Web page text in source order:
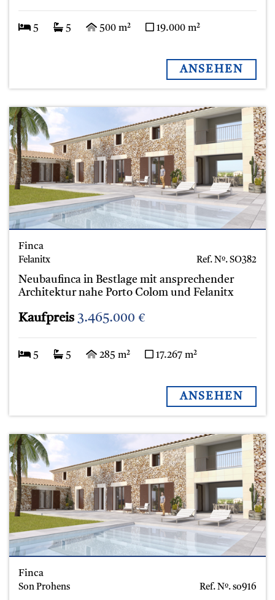
5 5 500 m² 19.000 m²
ANSEHEN
Finca
Felanitx Ref. Nº. SO382
Neubaufinca in Bestlage mit ansprechender
Architektur nahe Porto Colom und Felanitx
Kaufpreis 3.465.000 €
5 5 285 m² 17.267 m²
ANSEHEN
Finca
Son Prohens Ref. Nº. so916